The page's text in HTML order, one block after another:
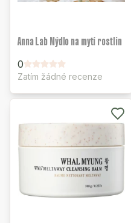
Anna Lab Mýdlo na mytí rostlin
0
Zatím žádné recenze